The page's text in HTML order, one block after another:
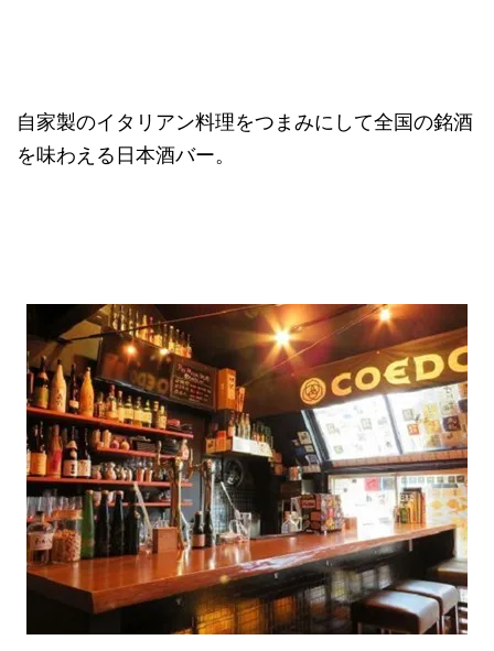
自家製のイタリアン料理をつまみにして全国の銘酒
を味わえる日本酒バー。